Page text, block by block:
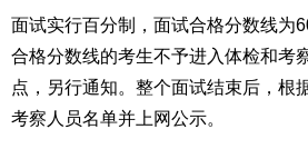
面试实行百分制，面试合格分数线为
合格分数线的考生不予进入体检和考
点，另行通知。整个面试结束后，根
考察人员名单并上网公示。